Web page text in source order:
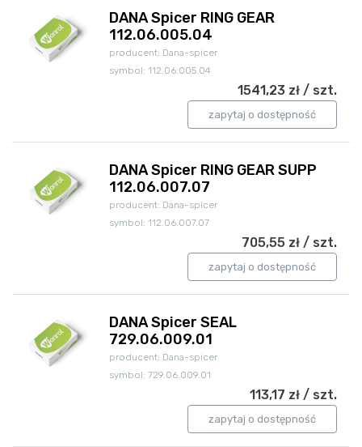
DANA Spicer RING GEAR
112.06.005.04
producent: Dana-spicer
symbol: 112.06.005.04
1541,23 zł / szt.
zapytaj o dostępność
DANA Spicer RING GEAR SUPP
112.06.007.07
producent: Dana-spicer
symbol: 112.06.007.07
705,55 zł / szt.
zapytaj o dostępność
DANA Spicer SEAL
729.06.009.01
producent: Dana-spicer
symbol: 729.06.009.01
113,17 zł / szt.
zapytaj o dostępność